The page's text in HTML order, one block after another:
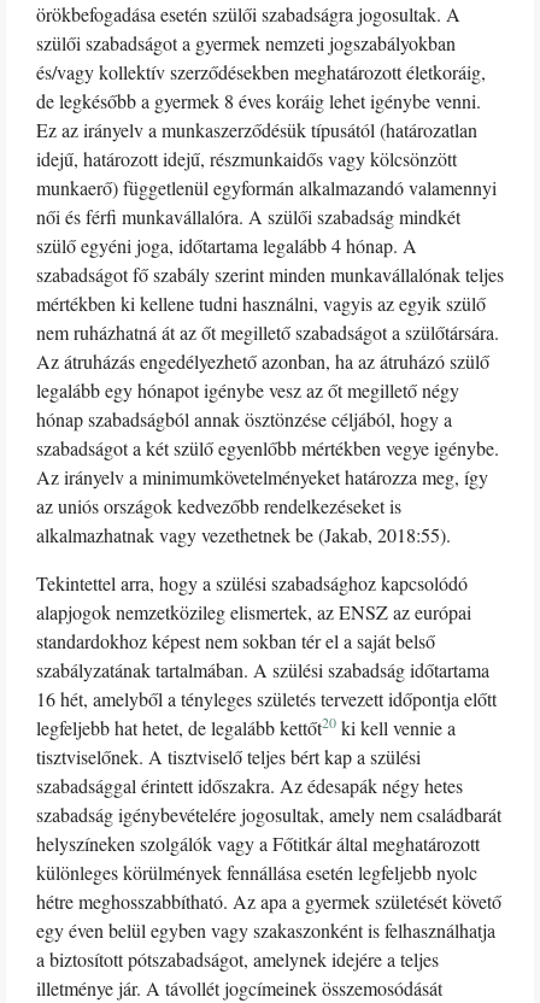
örökbefogadása esetén szülői szabadságra jogosultak. A
szülői szabadságot a gyermek nemzeti jogszabályokban
és/vagy kollektív szerződésekben meghatározott életkoráig,
de legkésőbb a gyermek 8 éves koráig lehet igénybe venni.
Ez az irányelv a munkaszerződésük típusától (határozatlan
idejű, határozott idejű, részmunkaidős vagy kölcsönzött
munkaerő) függetlenül egyformán alkalmazandó valamennyi
női és férfi munkavállalóra. A szülői szabadság mindkét
szülő egyéni joga, időtartama legalább 4 hónap. A
szabadságot fő szabály szerint minden munkavállalónak teljes
mértékben ki kellene tudni használni, vagyis az egyik szülő
nem ruházhatná át az őt megillető szabadságot a szülőtársára.
Az átruházás engedélyezhető azonban, ha az átruházó szülő
legalább egy hónapot igénybe vesz az őt megillető négy
hónap szabadságból annak ösztönzése céljából, hogy a
szabadságot a két szülő egyenlőbb mértékben vegye igénybe.
Az irányelv a minimumkövetelményeket határozza meg, így
az uniós országok kedvezőbb rendelkezéseket is
alkalmazhatnak vagy vezethetnek be (Jakab, 2018:55).
Tekintettel arra, hogy a szülési szabadsághoz kapcsolódó
alapjogok nemzetközileg elismertek, az ENSZ az európai
standardokhoz képest nem sokban tér el a saját belső
szabályzatának tartalmában. A szülési szabadság időtartama
16 hét, amelyből a tényleges születés tervezett időpontja előtt
legfeljebb hat hetet, de legalább kettőt20 ki kell vennie a
tisztviselőnek. A tisztviselő teljes bért kap a szülési
szabadsággal érintett időszakra. Az édesapák négy hetes
szabadság igénybevételére jogosultak, amely nem családbarát
helyszíneken szolgálók vagy a Főtitkár által meghatározott
különleges körülmények fennállása esetén legfeljebb nyolc
hétre meghosszabbítható. Az apa a gyermek születését követő
egy éven belül egyben vagy szakaszonként is felhasználhatja
a biztosított pótszabadságot, amelynek idejére a teljes
illetménye jár. A távollét jogcímeinek összemosódását